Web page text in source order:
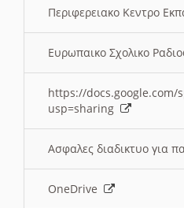
Περιφερειακο Κεντρο
Ευρωπαικο Σχολικο
https://docs.google.com/
usp=sharing
Ασφαλες διαδικτυο για
OneDrive